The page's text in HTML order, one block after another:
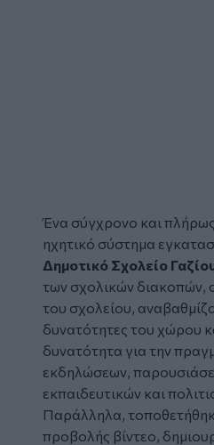
Ένα σύγχρονο και
ηχητικό σύστημα
Δημοτικό Σχολείο
των σχολικών διακοπών,
του σχολείου,
δυνατότητες του χώρου
δυνατότητα για την
εκδηλώσεων,
εκπαιδευτικών και
Παράλληλα,
προβολής βίντεο,